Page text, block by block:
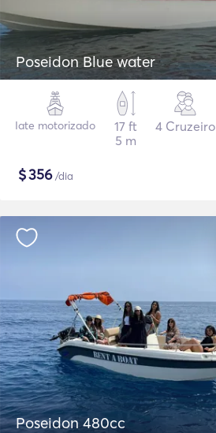
Poseidon Blue water
Iate motorizado
17 ft
5 m
4 Cruzeiro
$356/dia
Poseidon 480cc